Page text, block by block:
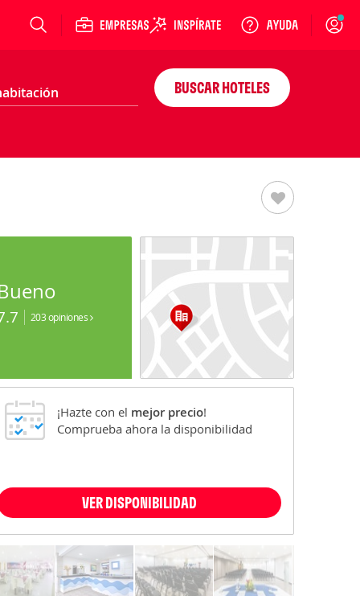
Login
BUSCAR HOTELES
203 opiniones
¡Hazte con el mejor precio!
Comprueba ahora la disponibilidad
VER DISPONIBILIDAD